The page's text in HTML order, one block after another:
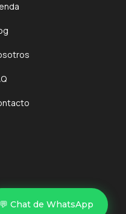
💬 Chat de WhatsApp